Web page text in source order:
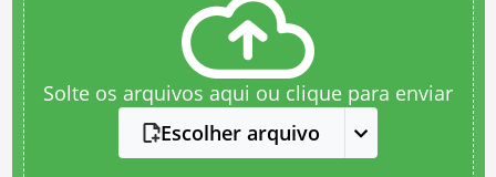
Solte os arquivos aqui ou clique para enviar
Escolher arquivo